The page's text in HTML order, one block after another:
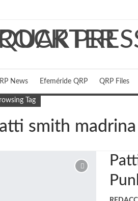
News Efeméride QRP QRP Files
Tag
smith